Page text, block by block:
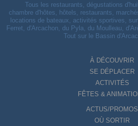
Tous les restaurants, dégustations
chambre d'hôtes, hôtels, restaurants,
locations de bateaux, activités sportives,
Ferret, d'Arcachon, du Pyla, du Moulleau,
Tout sur le Bassin
À DÉCOUVRIR
SE DÉPLACER
ACTIVITÉS
FÊTES &
ACTUS/PROMOS
OÙ SORTIR